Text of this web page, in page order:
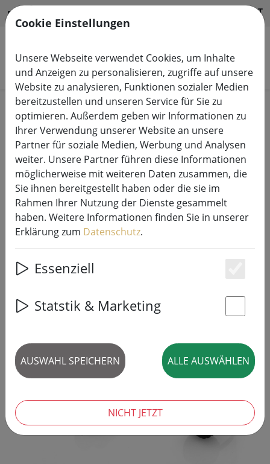
DE HILFE & SUPPORT
Produkte suchen
Start
Lichterketten Systeme
230V LED Tech-Line Systemlichterketten
Sirius Tech-Line Lichterketten
Verlängerung 230V 5 m schwarz
‹ ›
Cookie Einstellungen
Unsere Webseite verwendet Cookies, um Inhalte
und Anzeigen zu personalisieren, zugriffe auf unsere
Website zu analysieren, Funktionen sozialer Medien
bereitzustellen und unseren Service für Sie zu
optimieren. Außerdem geben wir Informationen zu
Ihrer Verwendung unserer Website an unsere
Partner für soziale Medien, Werbung und Analysen
weiter. Unsere Partner führen diese Informationen
möglicherweise mit weiteren Daten zusammen, die
Sie ihnen bereitgestellt haben oder die sie im
Rahmen Ihrer Nutzung der Dienste gesammelt
haben. Weitere Informationen finden Sie in unserer
Erklärung zum Datenschutz.
Essenziell
Statstik & Marketing
AUSWAHL SPEICHERN ALLE AUSWÄHLEN
NICHT JETZT